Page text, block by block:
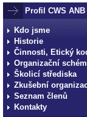
Profil CWS ANB
Kdo jsme
Historie
Činnosti, Etický
Organizační
Školicí střediska
Zkušební
Seznam členů
Kontakty